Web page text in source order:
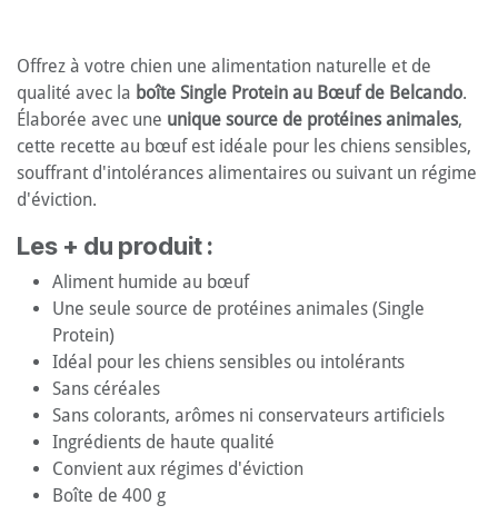
Offrez à votre chien une alimentation naturelle et de
qualité avec la boîte Single Protein au Bœuf de Belcando.
Élaborée avec une unique source de protéines animales,
cette recette au bœuf est idéale pour les chiens sensibles,
souffrant d'intolérances alimentaires ou suivant un régime
d'éviction.
Les + du produit :
Aliment humide au bœuf
Une seule source de protéines animales (Single
Protein)
Idéal pour les chiens sensibles ou intolérants
Sans céréales
Sans colorants, arômes ni conservateurs artificiels
Ingrédients de haute qualité
Convient aux régimes d'éviction
Boîte de 400 g